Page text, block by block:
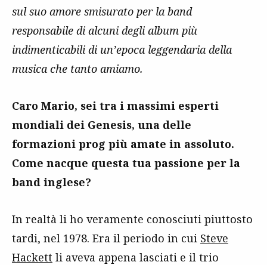
sul suo amore smisurato per la band
responsabile di alcuni degli album più
indimenticabili di un’epoca leggendaria della
musica che tanto amiamo.
Caro Mario, sei tra i massimi esperti
mondiali dei Genesis, una delle
formazioni prog più amate in assoluto.
Come nacque questa tua passione per la
band inglese?
In realtà li ho veramente conosciuti piuttosto
tardi, nel 1978. Era il periodo in cui Steve
Hackett li aveva appena lasciati e il trio